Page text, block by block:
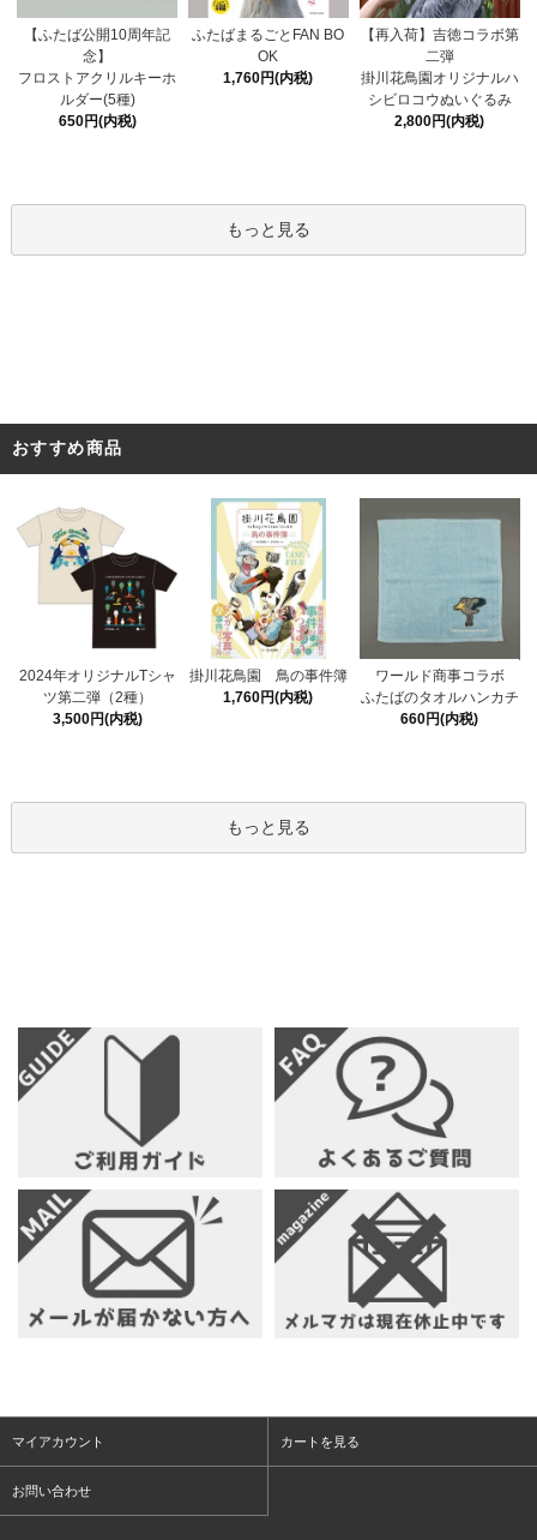
【ふたば公開10周年記
念】
フロストアクリルキーホ
ルダー(5種)
650円(内税)
ふたばまるごとFAN BO
OK
1,760円(内税)
【再入荷】吉徳コラボ第
二弾
掛川花鳥園オリジナルハ
シビロコウぬいぐるみ
2,800円(内税)
もっと見る
おすすめ商品
2024年オリジナルTシャ
ツ第二弾（2種）
3,500円(内税)
掛川花鳥園 鳥の事件簿
1,760円(内税)
ワールド商事コラボ
ふたばのタオルハンカチ
660円(内税)
もっと見る
マイアカウント カートを見る
お問い合わせ